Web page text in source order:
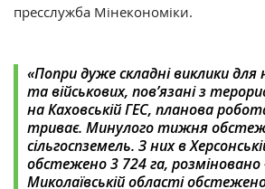
пресслужба Мінекономіки.
«Попри дуже складні виклики для
та військових, пов’язані з
на Каховській ГЕС, планова
триває. Минулого тижня
сільгоспземель. З них в
обстежено 3 724 га,
Миколаївській області